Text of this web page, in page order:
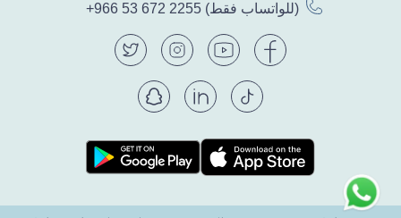
+966 53 672 2255 (للواتساب فقط)